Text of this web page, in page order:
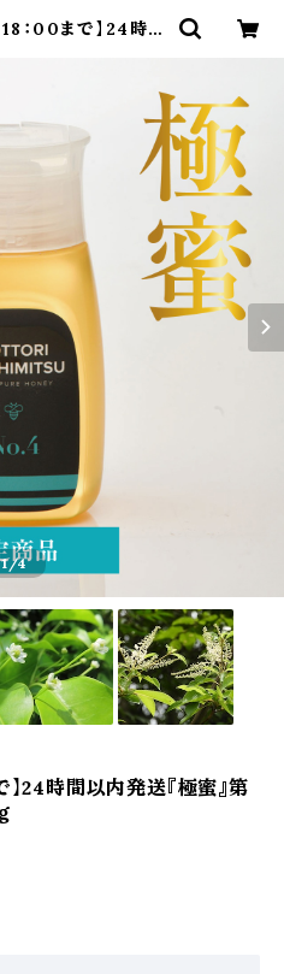
：00まで】24時間
（バズビーハニ
1/4
24時間以内発送『極蜜』第